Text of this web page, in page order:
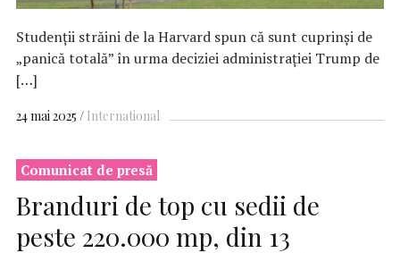
Studenții străini de la Harvard spun că sunt cuprinși de
„panică totală” în urma deciziei administrației Trump de
[…]
24 mai 2025 International
Comunicat de presă
Branduri de top cu sedii de
peste 220.000 mp, din 13